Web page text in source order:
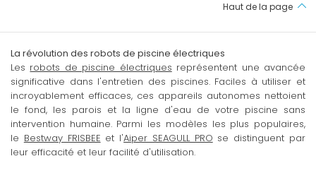
Haut de la page
La révolution des robots de piscine électriques
Les robots de piscine électriques représentent une avancée
significative dans l'entretien des piscines. Faciles à utiliser et
incroyablement efficaces, ces appareils autonomes nettoient
le fond, les parois et la ligne d'eau de votre piscine sans
intervention humaine. Parmi les modèles les plus populaires,
le Bestway FRISBEE et l'Aiper SEAGULL PRO se distinguent par
leur efficacité et leur facilité d'utilisation.